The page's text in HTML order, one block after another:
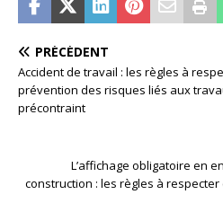
PRÉCÉDENT
Accident de travail : les règles à
prévention des risques liés aux
précontraint
L’affichage obligatoire en
construction : les règles à